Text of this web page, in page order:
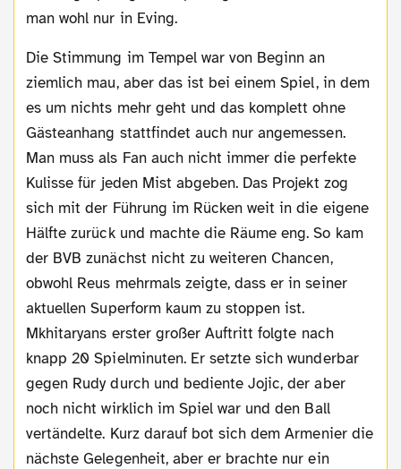
man wohl nur in Eving.
Die Stimmung im Tempel war von Beginn an
ziemlich mau, aber das ist bei einem Spiel, in dem
es um nichts mehr geht und das komplett ohne
Gästeanhang stattfindet auch nur angemessen.
Man muss als Fan auch nicht immer die perfekte
Kulisse für jeden Mist abgeben. Das Projekt zog
sich mit der Führung im Rücken weit in die eigene
Hälfte zurück und machte die Räume eng. So kam
der BVB zunächst nicht zu weiteren Chancen,
obwohl Reus mehrmals zeigte, dass er in seiner
aktuellen Superform kaum zu stoppen ist.
Mkhitaryans erster großer Auftritt folgte nach
knapp 20 Spielminuten. Er setzte sich wunderbar
gegen Rudy durch und bediente Jojic, der aber
noch nicht wirklich im Spiel war und den Ball
vertändelte. Kurz darauf bot sich dem Armenier die
nächste Gelegenheit, aber er brachte nur ein